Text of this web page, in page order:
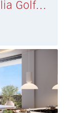
Appartement Doña Julia Golf, Casares € 403.000,-